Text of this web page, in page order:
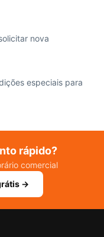
nova
especiais para
rápido?
comercial
→